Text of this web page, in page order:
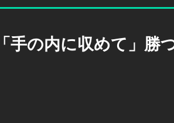
手の内に収めて」勝